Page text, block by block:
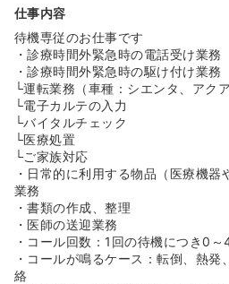
仕事内容
待機専従のお仕事です
・診療時間外緊急時の電話受け業務
・診療時間外緊急時の駆け付け業務
└運転業務（車種：シエンタ、アクア
└電子カルテの入力
└バイタルチェック
└医療処置
└ご家族対応
・日常的に利用する物品（医療機
業務
・書類の作成、整理
・医師の送迎業務
・コール回数：1回の待機につき0～
・コールが鳴るケース：転倒、熱
絡